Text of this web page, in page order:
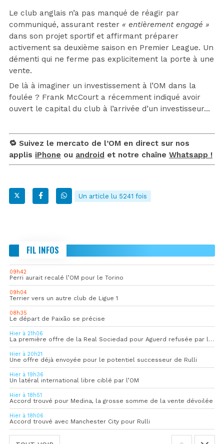
Le club anglais n’a pas manqué de réagir par
communiqué, assurant rester « entièrement engagé »
dans son projet sportif et affirmant préparer
activement sa deuxième saison en Premier League. Un
démenti qui ne ferme pas explicitement la porte à une
vente.
De là à imaginer un investissement à l’OM dans la
foulée ? Frank McCourt a récemment indiqué avoir
ouvert le capital du club à l’arrivée d’un investisseur…
🔁 Suivez le mercato de l’OM en direct sur nos
applis iPhone ou android et notre chaîne Whatsapp !
Un article lu 5241 fois
FIL INFOS
09h42
Perri aurait recalé l’OM pour le Torino
09h04
Terrier vers un autre club de Ligue 1
08h35
Le départ de Paixão se précise
Hier à 21h06
La première offre de la Real Sociedad pour Aguerd refusée par l’OM
Hier à 20h21
Une offre déjà envoyée pour le potentiel successeur de Rulli
Hier à 19h36
Un latéral international libre ciblé par l’OM
Hier à 18h51
Accord trouvé pour Medina, la grosse somme de la vente dévoilée
Hier à 18h06
Accord trouvé avec Manchester City pour Rulli